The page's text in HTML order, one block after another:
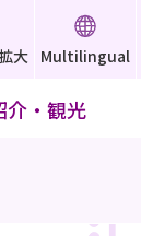
大 Multilingual
介・観光